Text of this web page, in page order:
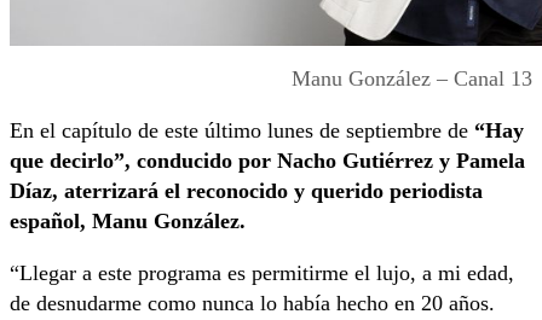
Manu González – Canal 13
En el capítulo de este último lunes de septiembre de “Hay
que decirlo”, conducido por Nacho Gutiérrez y Pamela
Díaz, aterrizará el reconocido y querido periodista
español, Manu González.
“Llegar a este programa es permitirme el lujo, a mi edad,
de desnudarme como nunca lo había hecho en 20 años.